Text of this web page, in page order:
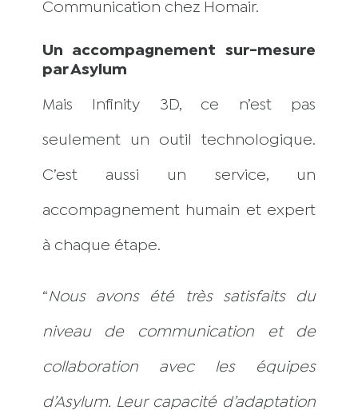
Communication chez Homair.
Un accompagnement sur-mesure
par Asylum
Mais Infinity 3D, ce n’est pas
seulement un outil technologique.
C’est aussi un service, un
accompagnement humain et expert
à chaque étape.
“Nous avons été très satisfaits du
niveau de communication et de
collaboration avec les équipes
d’Asylum. Leur capacité d’adaptation